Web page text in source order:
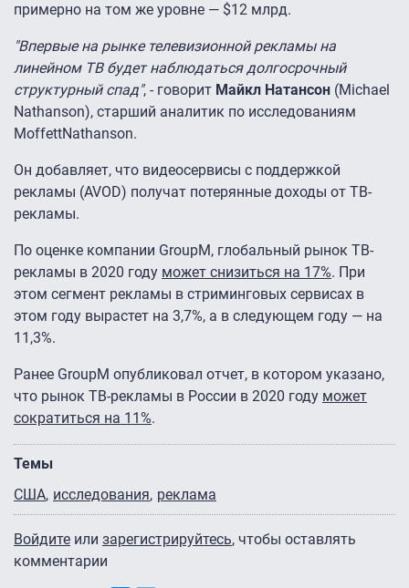
примерно на том же уровне — $12 млрд.
"Впервые на рынке телевизионной рекламы на
линейном ТВ будет наблюдаться долгосрочный
структурный спад", - говорит Майкл Натансон (Michael
Nathanson), старший аналитик по исследованиям
MoffettNathanson.
Он добавляет, что видеосервисы с поддержкой
рекламы (AVOD) получат потерянные доходы от ТВ-
рекламы.
По оценке компании GroupM, глобальный рынок ТВ-
рекламы в 2020 году может снизиться на 17%. При
этом сегмент рекламы в стриминговых сервисах в
этом году вырастет на 3,7%, а в следующем году — на
11,3%.
Ранее GroupM опубликовал отчет, в котором указано,
что рынок ТВ-рекламы в России в 2020 году может
сократиться на 11%.
Темы
США исследования реклама
Войдите или зарегистрируйтесь, чтобы оставлять
комментарии